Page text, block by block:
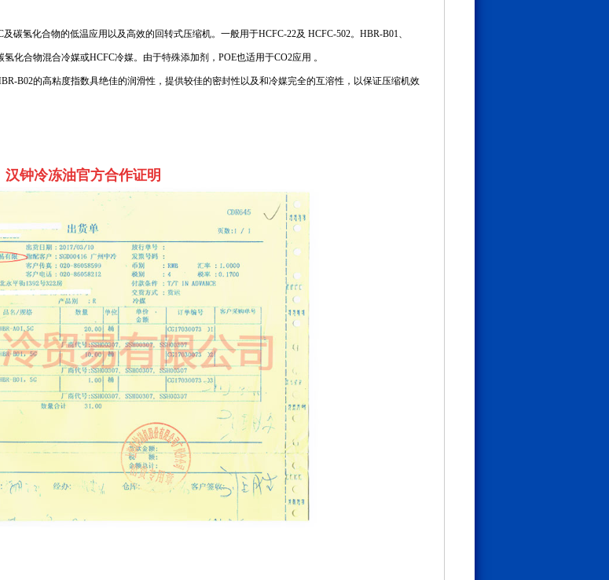
碳氢化合物的低温应用以及高效的回转式压缩机。一般用于HCFC-22及 HCFC-502。HBR-B01、
化合物混合冷媒或HCFC冷媒。由于特殊添加剂，POE也适用于CO2应用 。
B02的高粘度指数具绝佳的润滑性，提供较佳的密封性以及和冷媒完全的互溶性，以保证压缩机效
汉钟冷冻油官方合作证明